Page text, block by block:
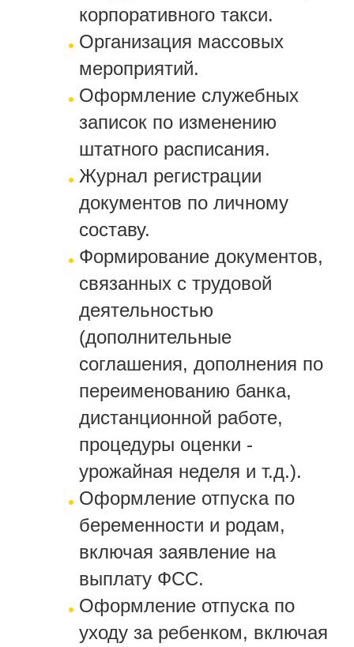
корпоративного такси.
Организация массовых
мероприятий.
Оформление служебных
записок по изменению
штатного расписания.
Журнал регистрации
документов по личному
составу.
Формирование документов,
связанных с трудовой
деятельностью
(дополнительные
соглашения, дополнения по
переименованию банка,
дистанционной работе,
процедуры оценки -
урожайная неделя и т.д.).
Оформление отпуска по
беременности и родам,
включая заявление на
выплату ФСС.
Оформление отпуска по
уходу за ребенком, включая